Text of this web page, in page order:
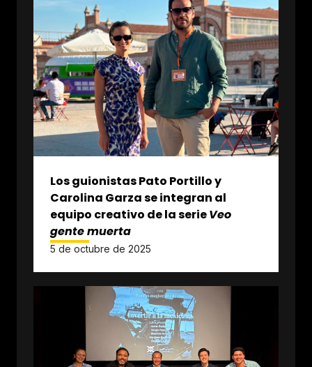
Los guionistas Pato Portillo y
Carolina Garza se integran al
equipo creativo de la serieVeo
gente muerta
5 de octubre de 2025